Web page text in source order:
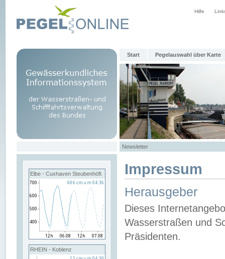
Hilfe
Start Pegelauswahl über Karte
Newsletter
Elbe - Cuxhaven Steubenhöft
RHEIN - Koblenz
Impressum
Herausgeber
Dieses
Wasserstraßen und
Präsidenten.